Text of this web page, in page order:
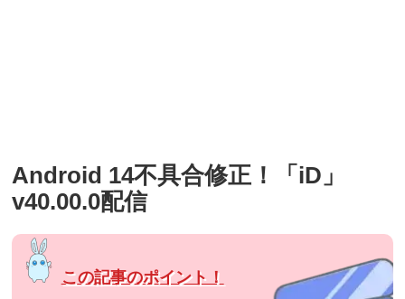
Android 14不具合修正！「iD」
v40.00.0配信